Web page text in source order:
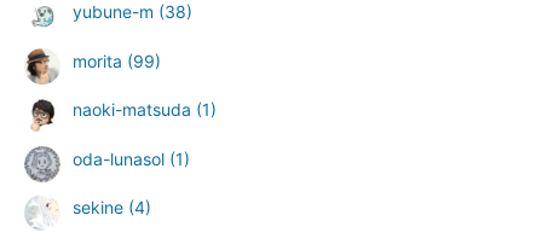
yubune-m (38)
morita (99)
naoki-matsuda (1)
oda-lunasol (1)
sekine (4)